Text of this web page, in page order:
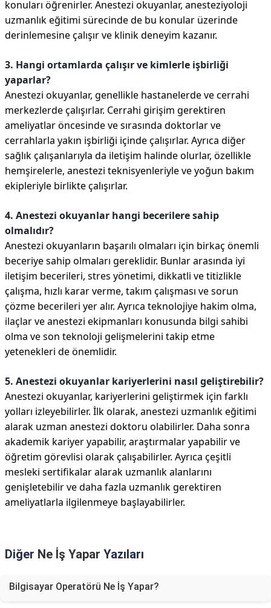
konuları öğrenirler. Anestezi okuyanlar, anesteziyoloji
uzmanlık eğitimi sürecinde de bu konular üzerinde
derinlemesine çalışır ve klinik deneyim kazanır.
3. Hangi ortamlarda çalışır ve kimlerle işbirliği
yaparlar?
Anestezi okuyanlar, genellikle hastanelerde ve cerrahi
merkezlerde çalışırlar. Cerrahi girişim gerektiren
ameliyatlar öncesinde ve sırasında doktorlar ve
cerrahlarla yakın işbirliği içinde çalışırlar. Ayrıca diğer
sağlık çalışanlarıyla da iletişim halinde olurlar, özellikle
hemşirelerle, anestezi teknisyenleriyle ve yoğun bakım
ekipleriyle birlikte çalışırlar.
4. Anestezi okuyanlar hangi becerilere sahip
olmalıdır?
Anestezi okuyanların başarılı olmaları için birkaç önemli
beceriye sahip olmaları gereklidir. Bunlar arasında iyi
iletişim becerileri, stres yönetimi, dikkatli ve titizlikle
çalışma, hızlı karar verme, takım çalışması ve sorun
çözme becerileri yer alır. Ayrıca teknolojiye hakim olma,
ilaçlar ve anestezi ekipmanları konusunda bilgi sahibi
olma ve son teknoloji gelişmelerini takip etme
yetenekleri de önemlidir.
5. Anestezi okuyanlar kariyerlerini nasıl geliştirebilir?
Anestezi okuyanlar, kariyerlerini geliştirmek için farklı
yolları izleyebilirler. İlk olarak, anestezi uzmanlık eğitimi
alarak uzman anestezi doktoru olabilirler. Daha sonra
akademik kariyer yapabilir, araştırmalar yapabilir ve
öğretim görevlisi olarak çalışabilirler. Ayrıca çeşitli
mesleki sertifikalar alarak uzmanlık alanlarını
genişletebilir ve daha fazla uzmanlık gerektiren
ameliyatlarla ilgilenmeye başlayabilirler.
Diğer Ne İş Yapar Yazıları
Bilgisayar Operatörü Ne İş Yapar?